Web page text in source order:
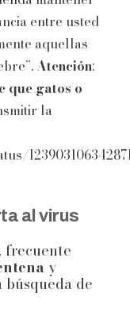
entre usted
aquellas
Atención:
que gatos o
la
al virus
frecuente
y
de